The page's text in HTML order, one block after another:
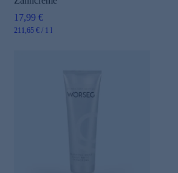
17,99 €
211,65 € / 1 l